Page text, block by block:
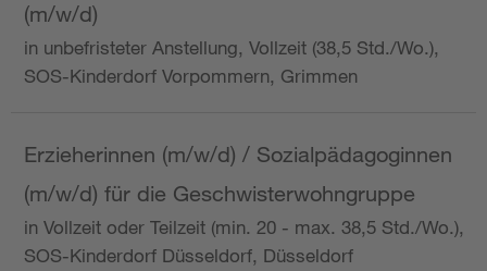
(m/w/d)
in unbefristeter Anstellung, Vollzeit (38,5 Std./Wo.),
SOS-Kinderdorf Vorpommern, Grimmen
Erzieherinnen (m/w/d) / Sozialpädagoginnen
(m/w/d) für die Geschwisterwohngruppe
in Vollzeit oder Teilzeit (min. 20 - max. 38,5 Std./Wo.),
SOS-Kinderdorf Düsseldorf, Düsseldorf